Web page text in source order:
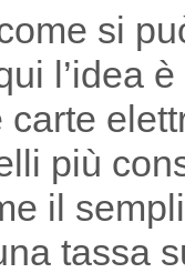
si
l’idea
più
il
tassa